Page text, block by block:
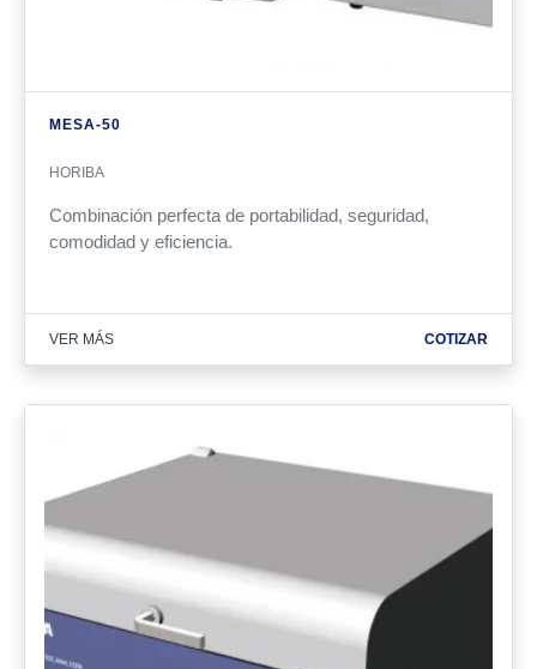
MESA-50
HORIBA
Combinación perfecta de portabilidad, seguridad,
comodidad y eficiencia.
VER MÁS COTIZAR